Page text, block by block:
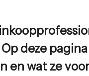
deze
en wat ze voor